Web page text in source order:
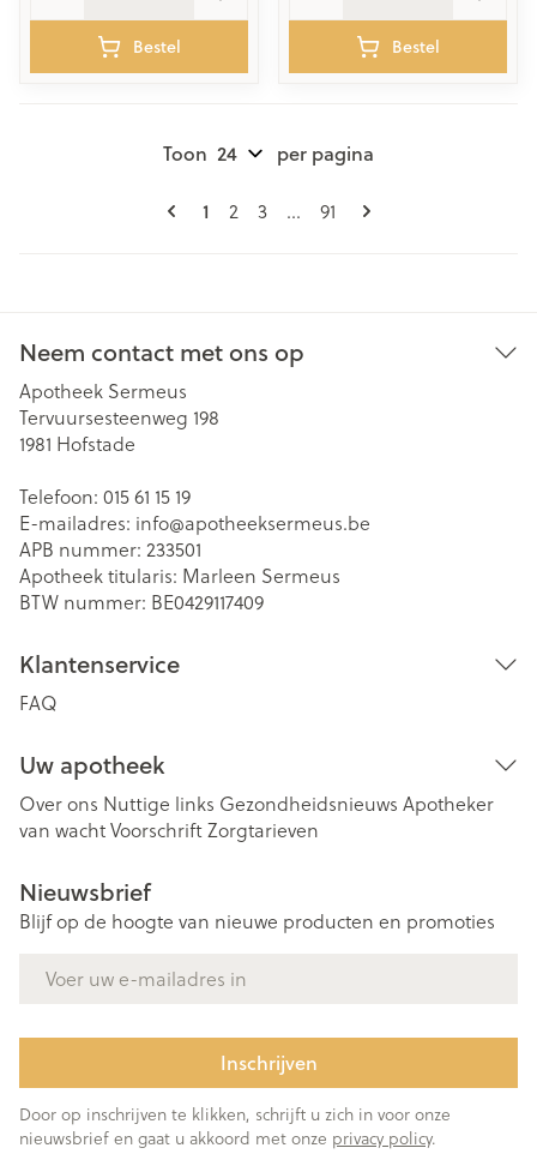
Bestel Bestel
Pagina's
U lees momenteel pagina
1 Pagina
2 Pagina
3 ... Pagina
91
Toon per pagina
Neem contact met ons op
Apotheek Sermeus
Tervuursesteenweg 198
1981 Hofstade
Telefoon: 015 61 15 19
E-mailadres: info@apotheeksermeus.be
APB nummer: 233501
Apotheek titularis: Marleen Sermeus
BTW nummer: BE0429117409
Klantenservice
FAQ
Uw apotheek
Over ons Nuttige links Gezondheidsnieuws Apotheker
van wachtVoorschriftZorgtarieven
Nieuwsbrief
Blijf op de hoogte van nieuwe producten en promoties
Inschrijven
Door op inschrijven te klikken, schrijft u zich in voor onze
nieuwsbrief en gaat u akkoord met onze privacy policy.